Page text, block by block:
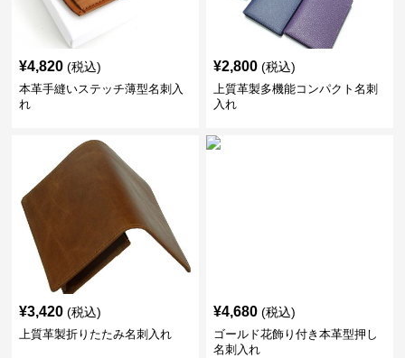
¥4,820 (税込)
本革手縫いステッチ薄型名刺入
れ
¥2,800 (税込)
上質革製多機能コンパクト名刺
入れ
¥3,420 (税込)
上質革製折りたたみ名刺入れ
¥4,680 (税込)
ゴールド花飾り付き本革型押し
名刺入れ